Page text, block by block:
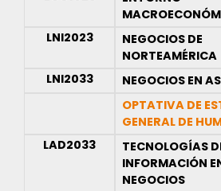
LNI2023
NEGOCIOS DE
NORTEAMÉRICA
LNI2033
NEGOCIOS EN
OPTATIVA DE
GENERAL DE
LAD2033
TECNOLOGÍAS
INFORMACIÓN
NEGOCIOS